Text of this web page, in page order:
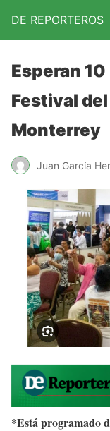
DE REPORTEROS
Esperan
Festival
Monterrey
Juan García
*Está programado